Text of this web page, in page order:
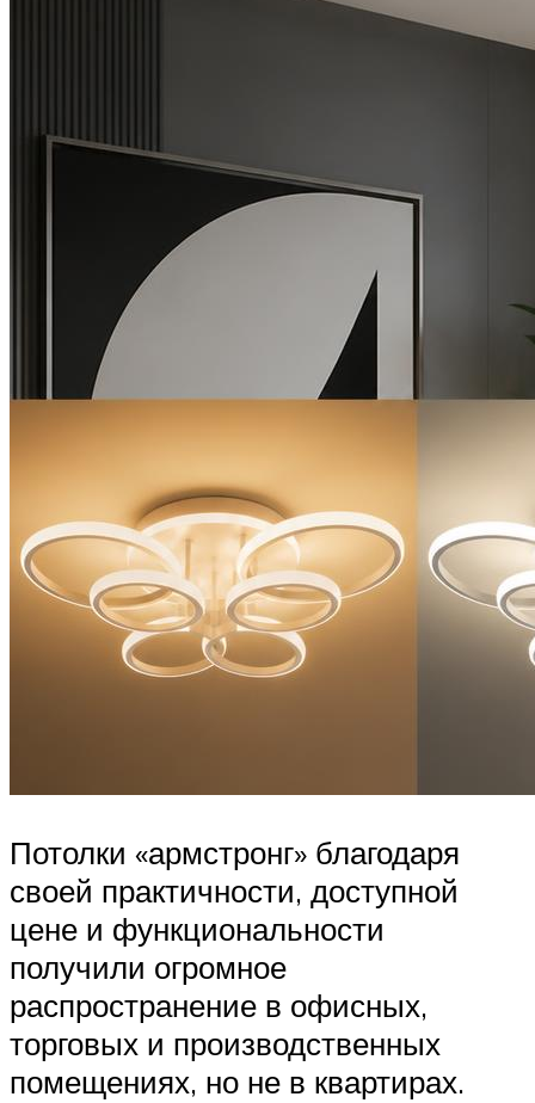
Потолки «армстронг» благодаря
своей практичности, доступной
цене и функциональности
получили огромное
распространение в офисных,
торговых и производственных
помещениях, но не в квартирах.